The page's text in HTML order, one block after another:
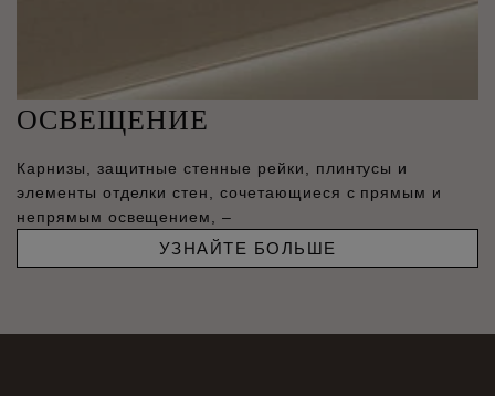
ОСВЕЩЕНИЕ
Карнизы, защитные стенные рейки, плинтусы и
элементы отделки стен, сочетающиеся с прямым и
непрямым освещением, –
УЗНАЙТЕ БОЛЬШЕ